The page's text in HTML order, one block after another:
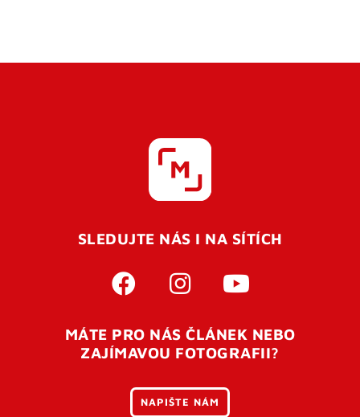
SLEDUJTE NÁS I NA SÍTÍCH
MÁTE PRO NÁS ČLÁNEK NEBO
ZAJÍMAVOU FOTOGRAFII?
NAPIŠTE NÁM